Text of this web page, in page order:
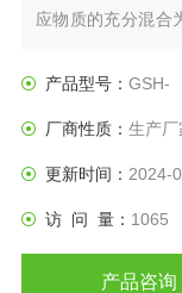
应物质的充分混合
效果，是化工，制
产品型号： GSH-
厂商性质： 生产厂
更新时间： 2024-
访 问 量： 1065
产品咨询